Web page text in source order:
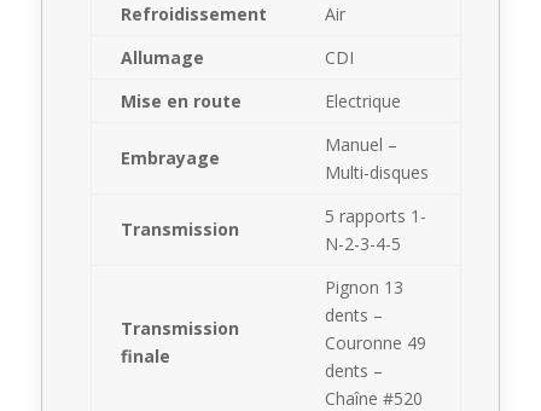
Refroidissement
Air
Allumage
CDI
Mise en route
Electrique
Embrayage
Manuel –
Multi-disques
Transmission
5 rapports 1-
N-2-3-4-5
Transmission
finale
Pignon 13
dents –
Couronne 49
dents –
Chaîne #520